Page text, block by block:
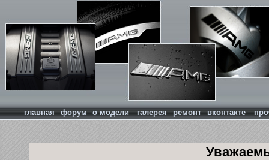
главная форум о модели галерея ремонт вконтакте